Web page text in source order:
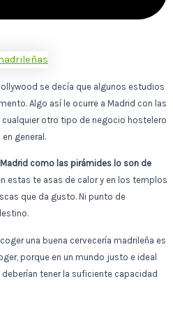
se decía que algunos estudios
Algo así le ocurre a Madrid con las
cualquier otro tipo de negocio hostelero
general.
como las pirámides lo son de
estas te asas de calor y en los templos
que da gusto. Ni punto de
una buena cervecería madrileña es
porque en un mundo justo e ideal
tener la suficiente capacidad